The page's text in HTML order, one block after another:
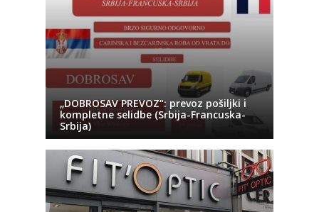
„DOBROSAV PREVOZ“: prevoz pošiljki i
kompletne selidbe (Srbija-Francuska-
Srbija)